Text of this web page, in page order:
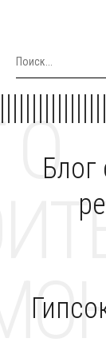
Блог
О